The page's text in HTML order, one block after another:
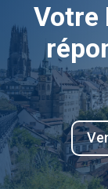
Votre